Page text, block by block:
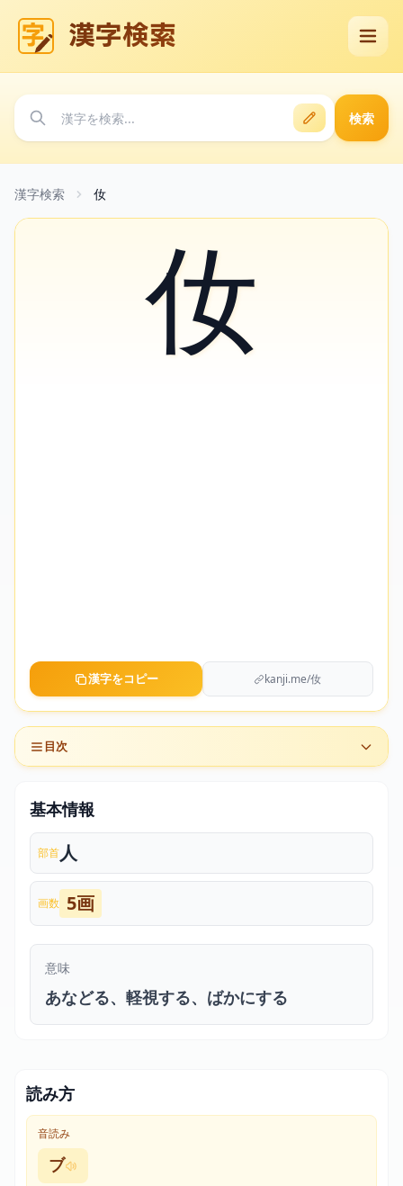
漢字検索
検索
漢字検索 㚢
㚢
漢字をコピー kanji.me/㚢
目次
基本情報
部首 人
画数 5画
意味
あなどる、軽視する、ばかにする
読み方
音読み
ブ